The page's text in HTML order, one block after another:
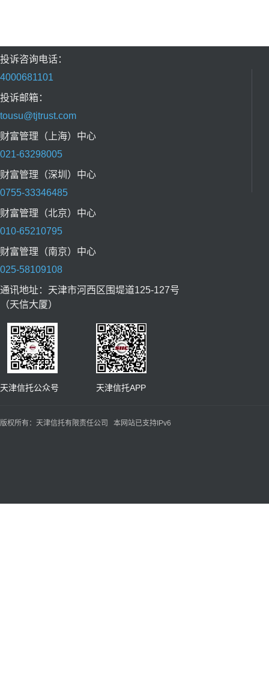
投诉咨询电话：
4000681101
投诉邮箱：
tousu@tjtrust.com
财富管理（上海）中心
021-63298005
财富管理（深圳）中心
0755-33346485
财富管理（北京）中心
010-65210795
财富管理（南京）中心
025-58109108
通讯地址：天津市河西区围堤道125-127号
（天信大厦）
天津信托公众号 天津信托APP
版权所有：天津信托有限责任公司 本网站已支持IPv6